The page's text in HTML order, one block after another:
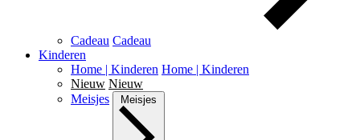
Cadeau Cadeau
Kinderen
Home | Kinderen Home | Kinderen
Nieuw Nieuw
Meisjes
Meisjes